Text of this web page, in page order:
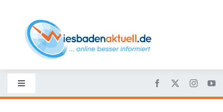
content
Toggle
Navigation